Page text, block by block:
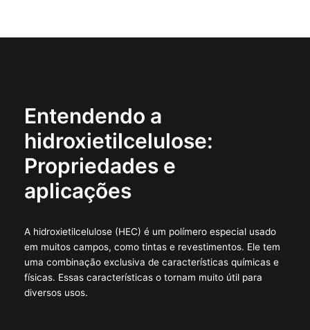
Entendendo a
hidroxietilcelulose:
Propriedades e
aplicações
A hidroxietilcelulose (HEC) é um polímero especial usado
em muitos campos, como tintas e revestimentos. Ele tem
uma combinação exclusiva de características químicas e
físicas. Essas características o tornam muito útil para
diversos usos.